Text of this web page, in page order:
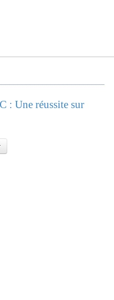
: Une réussite sur